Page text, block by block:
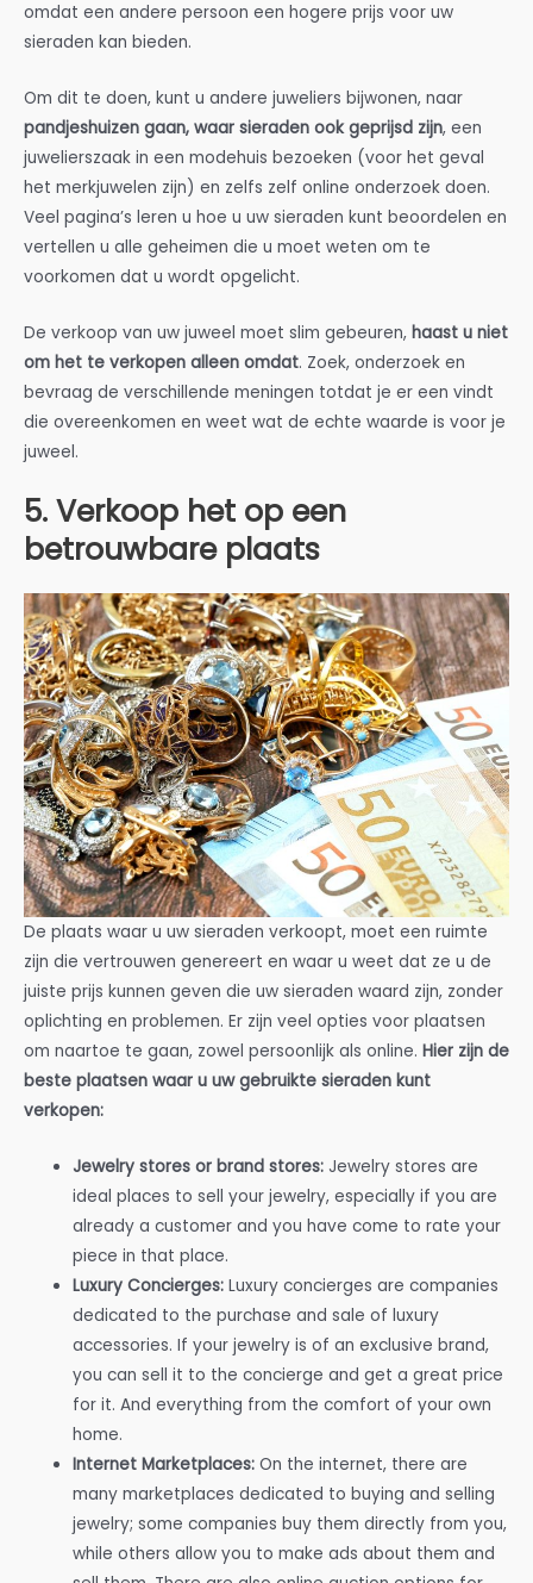
omdat een andere persoon een hogere prijs voor uw
sieraden kan bieden.
Om dit te doen, kunt u andere juweliers bijwonen, naar
pandjeshuizen gaan, waar sieraden ook geprijsd zijn, een
juwelierszaak in een modehuis bezoeken (voor het geval
het merkjuwelen zijn) en zelfs zelf online onderzoek doen.
Veel pagina’s leren u hoe u uw sieraden kunt beoordelen en
vertellen u alle geheimen die u moet weten om te
voorkomen dat u wordt opgelicht.
De verkoop van uw juweel moet slim gebeuren, haast u niet
om het te verkopen alleen omdat. Zoek, onderzoek en
bevraag de verschillende meningen totdat je er een vindt
die overeenkomen en weet wat de echte waarde is voor je
juweel.
5. Verkoop het op een
betrouwbare plaats
De plaats waar u uw sieraden verkoopt, moet een ruimte
zijn die vertrouwen genereert en waar u weet dat ze u de
juiste prijs kunnen geven die uw sieraden waard zijn, zonder
oplichting en problemen. Er zijn veel opties voor plaatsen
om naartoe te gaan, zowel persoonlijk als online. Hier zijn de
beste plaatsen waar u uw gebruikte sieraden kunt
verkopen:
Jewelry stores or brand stores: Jewelry stores are
ideal places to sell your jewelry, especially if you are
already a customer and you have come to rate your
piece in that place.
Luxury Concierges: Luxury concierges are companies
dedicated to the purchase and sale of luxury
accessories. If your jewelry is of an exclusive brand,
you can sell it to the concierge and get a great price
for it. And everything from the comfort of your own
home.
Internet Marketplaces: On the internet, there are
many marketplaces dedicated to buying and selling
jewelry; some companies buy them directly from you,
while others allow you to make ads about them and